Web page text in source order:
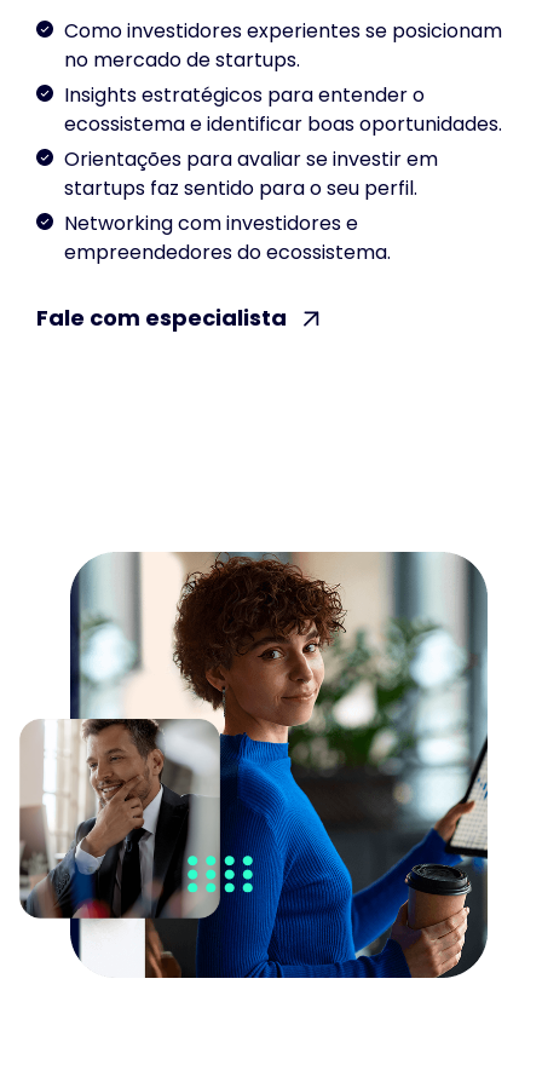
Como investidores experientes se posicionam
no mercado de startups.
Insights estratégicos para entender o
ecossistema e identificar boas oportunidades.
Orientações para avaliar se investir em
startups faz sentido para o seu perfil.
Networking com investidores e
empreendedores do ecossistema.
Fale com especialista